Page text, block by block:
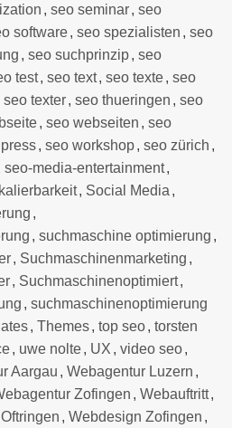
, seo seminar, seo
software, seo spezialisten , seo
, seo suchprinzip, seo
test, seo text, seo texte, seo
seo texter, seo thueringen , seo
, seo webseiten , seo
, seo workshop, seo zürich ,
seo-media-entertainment,
, Social Media ,
,
, suchmaschine optimierung ,
, Suchmaschinenmarketing ,
, Suchmaschinenoptimiert,
, suchmaschinenoptimierung
, Themes, top seo, torsten
, uwe nolte, UX , video seo,
Aargau , Webagentur Luzern ,
Zofingen , Webauftritt,
, Webdesign Zofingen ,